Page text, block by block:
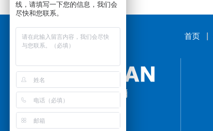
首页
线，请填写一下您的信息，我们会
尽快和您联系。